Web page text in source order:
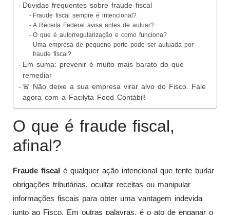
Dúvidas frequentes sobre fraude fiscal
Fraude fiscal sempre é intencional?
A Receita Federal avisa antes de autuar?
O que é autorregularização e como funciona?
Uma empresa de pequeno porte pode ser autuada por
fraude fiscal?
Em suma: prevenir é muito mais barato do que
remediar
🚨 Não deixe a sua empresa virar alvo do Fisco. Fale
agora com a Facilyta Food Contábil!
O que é fraude fiscal,
afinal?
Fraude fiscal é qualquer ação intencional que tente burlar
obrigações tributárias, ocultar receitas ou manipular
informações fiscais para obter uma vantagem indevida
junto ao Fisco. Em outras palavras, é o ato de enganar o